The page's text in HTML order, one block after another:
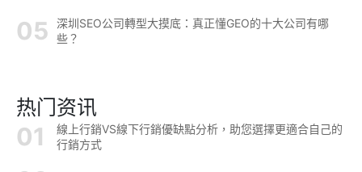
深圳SEO公司轉型大摸底：真正懂GEO的十大公司有哪
些？
热门资讯
線上行銷VS線下行銷優缺點分析，助您選擇更適合自己的
行銷方式